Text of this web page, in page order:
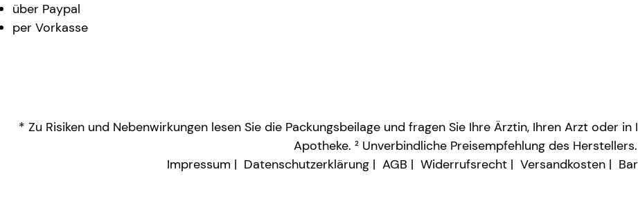
über Paypal
per Vorkasse
* Zu Risiken und Nebenwirkungen lesen Sie die Packungsbeilage und fragen Sie Ihre Ärztin, Ihren Arzt oder
Apotheke. ² Unverbindliche Preisempfehlung des Herstellers.
Impressum
Datenschutzerklärung AGB Widerrufsrecht Versandkosten